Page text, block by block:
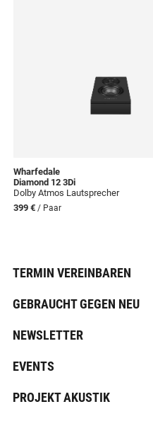
Wharfedale
Diamond 12 3Di
Dolby Atmos Lautsprecher
399 € / Paar
TERMIN VEREINBAREN
GEBRAUCHT GEGEN NEU
NEWSLETTER
EVENTS
PROJEKT AKUSTIK